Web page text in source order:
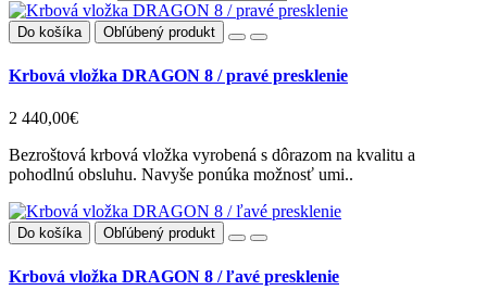
Do košíka Obľúbený produkt
Krbová vložka DRAGON 8 / pravé presklenie
2 440,00€
Bezroštová krbová vložka vyrobená s dôrazom na kvalitu a
pohodlnú obsluhu. Navyše ponúka možnosť umi..
Do košíka Obľúbený produkt
Krbová vložka DRAGON 8 / ľavé presklenie